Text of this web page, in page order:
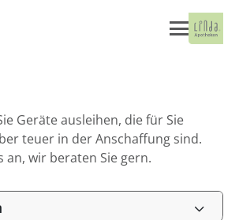
Geräte ausleihen, die für Sie
teuer in der Anschaffung sind.
an, wir beraten Sie gern.